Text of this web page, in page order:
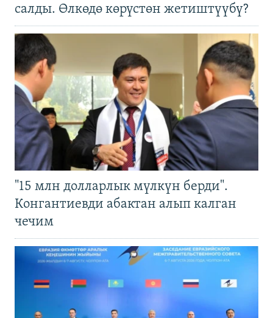
салды. Өлкөдө көрүстөн жетиштүүбү?
"15 млн долларлык мүлкүн берди".
Конгантиевди абактан алып калган
чечим